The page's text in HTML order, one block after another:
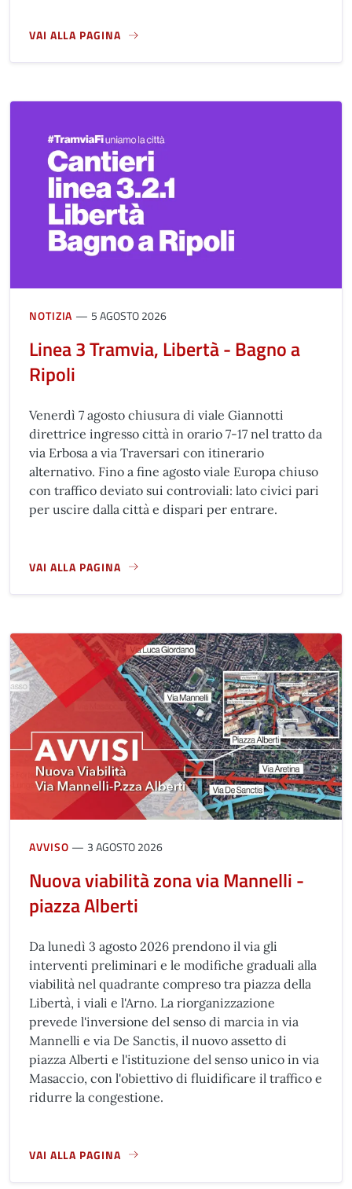
VAI ALLA PAGINA
A PROPOSITO DI CARTA D'IDENTITÀ
NOTIZIA 5 AGOSTO 2026
Linea 3 Tramvia, Libertà - Bagno a
Ripoli
Venerdì 7 agosto chiusura di viale Giannotti
direttrice ingresso città in orario 7-17 nel tratto da
via Erbosa a via Traversari con itinerario
alternativo. Fino a fine agosto viale Europa chiuso
con traffico deviato sui controviali: lato civici pari
per uscire dalla città e dispari per entrare.
VAI ALLA PAGINA
A PROPOSITO DI LINEA 3 TRAMVIA, LIBERTÀ - BAGNO A
AVVISO 3 AGOSTO 2026
Nuova viabilità zona via Mannelli -
piazza Alberti
Da lunedì 3 agosto 2026 prendono il via gli
interventi preliminari e le modifiche graduali alla
viabilità nel quadrante compreso tra piazza della
Libertà, i viali e l'Arno. La riorganizzazione
prevede l'inversione del senso di marcia in via
Mannelli e via De Sanctis, il nuovo assetto di
piazza Alberti e l'istituzione del senso unico in via
Masaccio, con l'obiettivo di fluidificare il traffico e
ridurre la congestione.
VAI ALLA PAGINA
A PROPOSITO DI NUOVA VIABILITÀ ZONA VIA MANNELLI -